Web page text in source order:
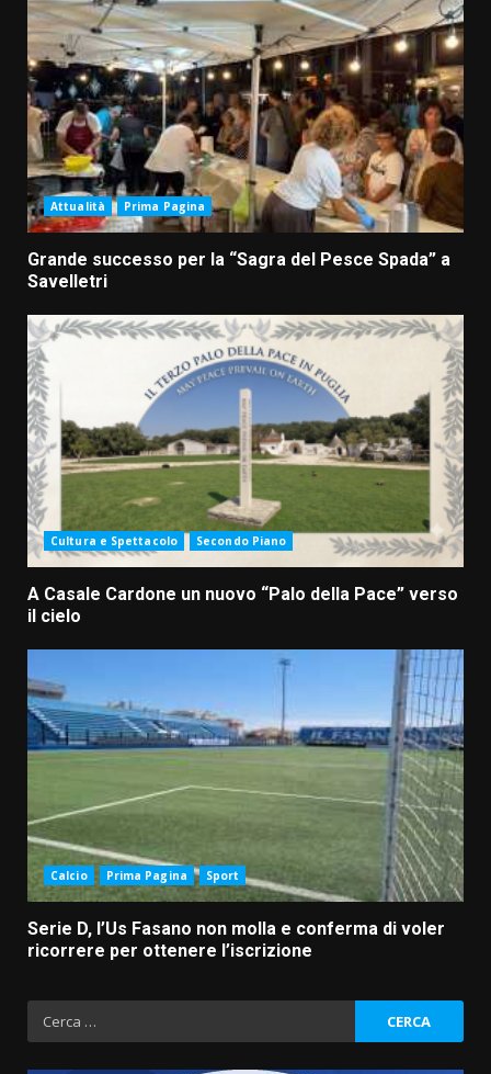
Attualità Prima Pagina
Grande successo per la “Sagra del Pesce Spada” a
Savelletri
Cultura e Spettacolo Secondo Piano
A Casale Cardone un nuovo “Palo della Pace” verso
il cielo
Calcio Prima Pagina Sport
Serie D, l’Us Fasano non molla e conferma di voler
ricorrere per ottenere l’iscrizione
Ricerca
per: